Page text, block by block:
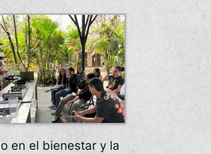
en el bienestar y la